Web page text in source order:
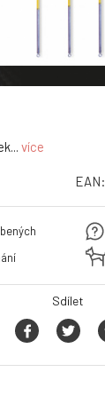
více
EAN:
Sdílet